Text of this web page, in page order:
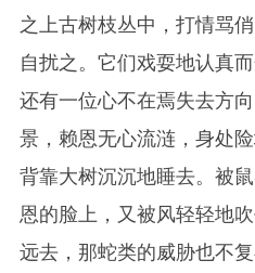
之上古树枝丛中，打情骂
自扰之。它们戏耍地认真
还有一位心不在焉失去方
景，赖恩无心流涟，身处
背靠大树沉沉地睡去。被
恩的脸上，又被风轻轻地
远去，那蛇类的威胁也不